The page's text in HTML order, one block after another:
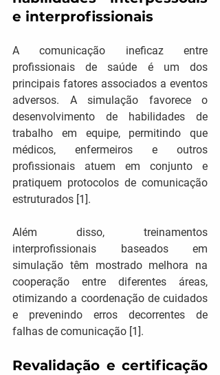
e interprofissionais
A comunicação ineficaz entre
profissionais de saúde é um dos
principais fatores associados a eventos
adversos. A simulação favorece o
desenvolvimento de habilidades de
trabalho em equipe, permitindo que
médicos, enfermeiros e outros
profissionais atuem em conjunto e
pratiquem protocolos de comunicação
estruturados [1].
Além disso, treinamentos
interprofissionais baseados em
simulação têm mostrado melhora na
cooperação entre diferentes áreas,
otimizando a coordenação de cuidados
e prevenindo erros decorrentes de
falhas de comunicação [1].
Revalidação e certificação